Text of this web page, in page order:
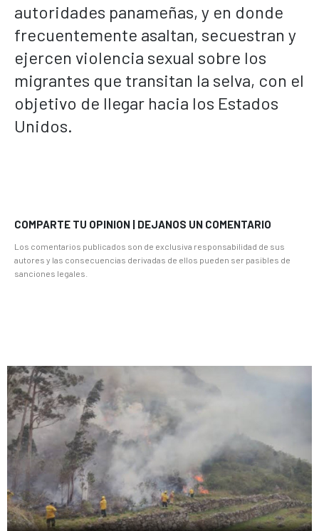
autoridades panameñas, y en donde
frecuentemente asaltan, secuestran y
ejercen violencia sexual sobre los
migrantes que transitan la selva, con el
objetivo de llegar hacia los Estados
Unidos.
COMPARTE TU OPINION | DEJANOS UN COMENTARIO
Los comentarios publicados son de exclusiva responsabilidad de sus
autores y las consecuencias derivadas de ellos pueden ser pasibles de
sanciones legales.